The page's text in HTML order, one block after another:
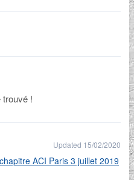
!
Updated 15/02/2020
ACI Paris 3 juillet 2019